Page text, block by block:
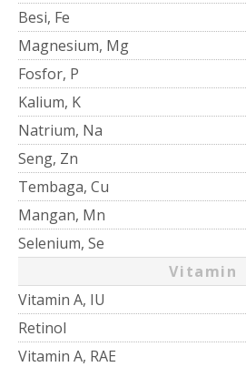
Besi, Fe
Magnesium, Mg
Fosfor, P
Kalium, K
Natrium, Na
Seng, Zn
Tembaga, Cu
Mangan, Mn
Selenium, Se
Vitamin
Vitamin A, IU
Retinol
Vitamin A, RAE